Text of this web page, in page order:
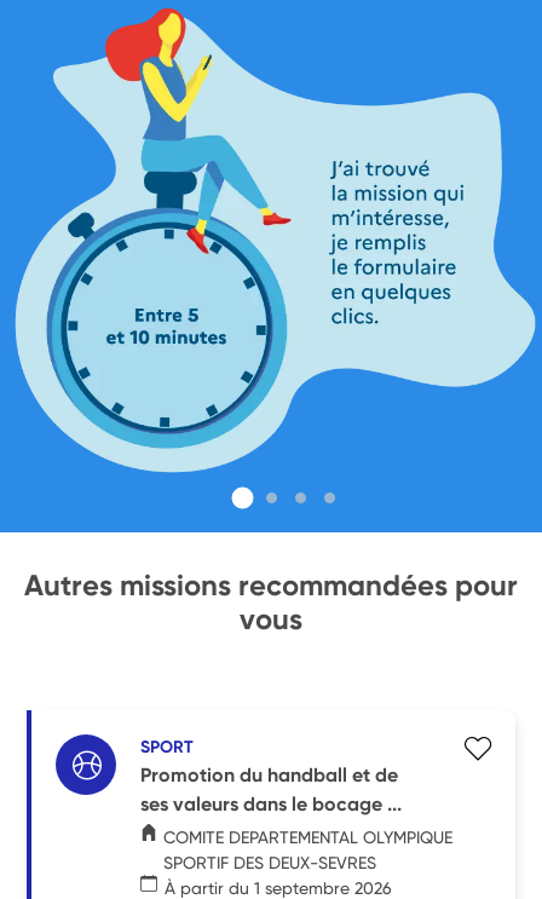
Autres missions recommandées pour
vous
SPORT
Promotion du handball et de
ses valeurs dans le bocage ...
COMITE DEPARTEMENTAL OLYMPIQUE
SPORTIF DES DEUX-SEVRES
À partir du 1 septembre 2026